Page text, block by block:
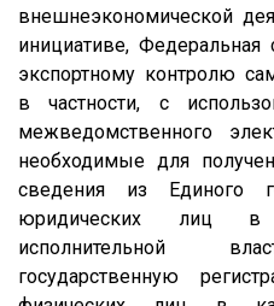
внешнеэкономической
инициативе,
экспортному контролю
в частности, с
межведомственного
необходимые для
сведения из Единого
юридических лиц в
исполнительной
государственную